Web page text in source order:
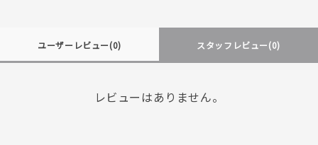
ユーザーレビュー(0) スタッフレビュー(0)
レビューはありません。